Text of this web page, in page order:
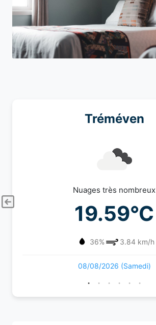
Tréméven
Nuages très nombreux
19.59°C
36% 3.84 km/h
08/08/2026 (Samedi)